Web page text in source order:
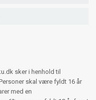
sker i henhold til
skal være fyldt 16 år
med en